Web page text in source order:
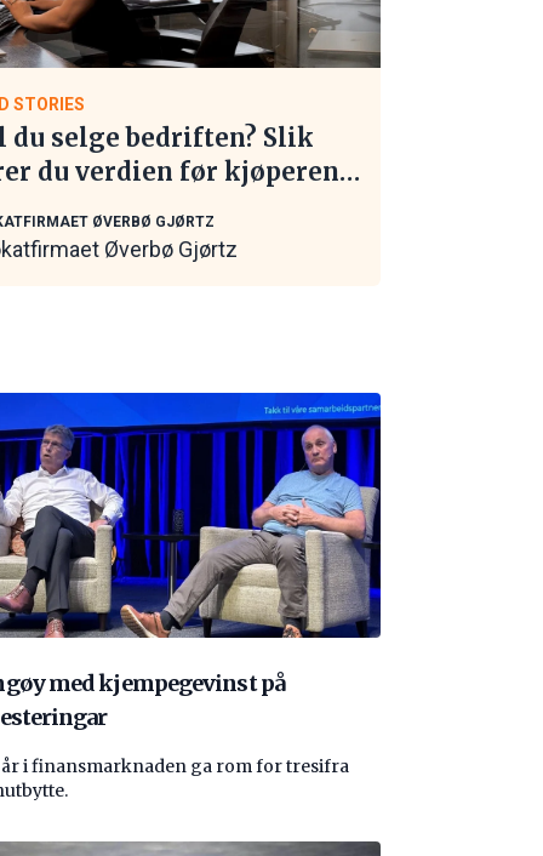
STORIES
du selge bedriften? Slik
du verdien før kjøperen
ØVERBØ GJØRTZ
Øverbø Gjørtz
med kjempegevinst på
i finansmarknaden ga rom for tresifra